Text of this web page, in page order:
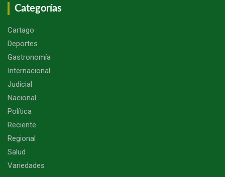
Categorías
Cartago
Deportes
Gastronomía
Internacional
Judicial
Nacional
Política
Reciente
Regional
Salud
Variedades